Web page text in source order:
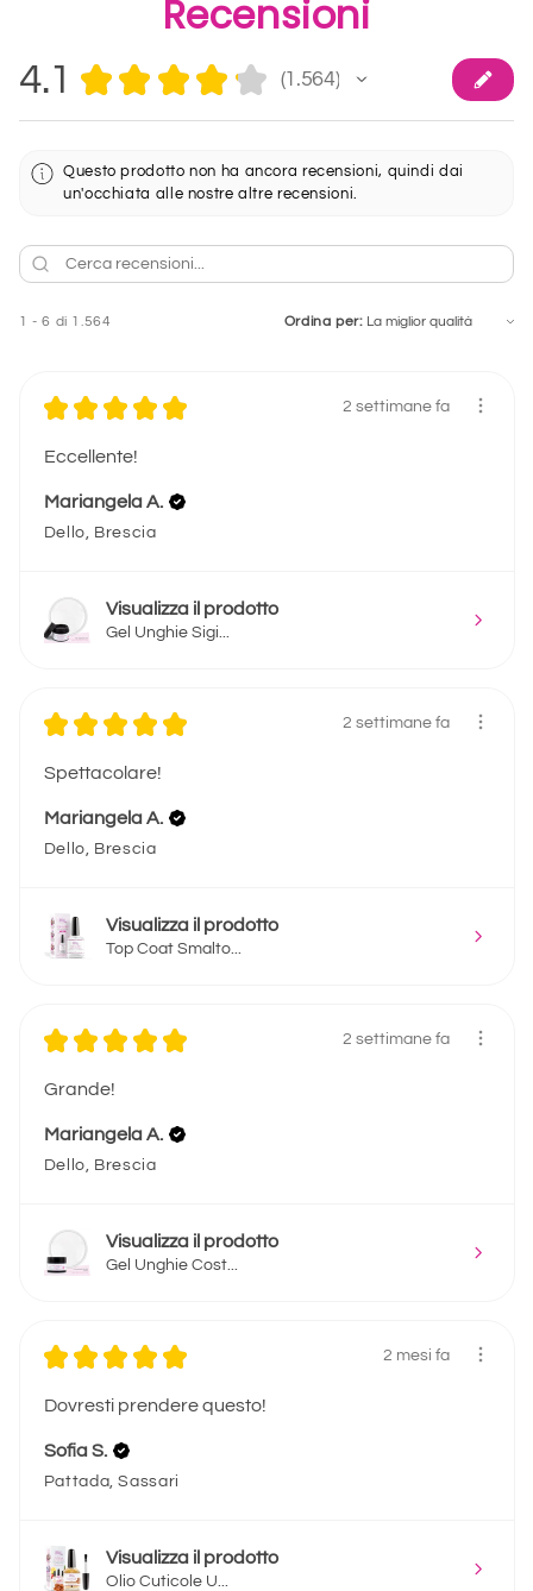
Recensioni
4.1 ★ ★ ★ ★ ★ 1.564
1564
Questo prodotto non ha ancora recensioni, quindi dai
un'occhiata alle nostre altre recensioni.
1 - 6 di 1.564 Ordina per:
★ ★ ★ ★ ★ 2 settimane fa
Eccellente!
Mariangela A.
Dello, Brescia
Visualizza il prodotto
Gel Unghie Sigi...
★ ★ ★ ★ ★ 2 settimane fa
Spettacolare!
Mariangela A.
Dello, Brescia
Visualizza il prodotto
Top Coat Smalto...
★ ★ ★ ★ ★ 2 settimane fa
Grande!
Mariangela A.
Dello, Brescia
Visualizza il prodotto
Gel Unghie Cost...
★ ★ ★ ★ ★ 2 mesi fa
Dovresti prendere questo!
Sofia S.
Pattada, Sassari
Visualizza il prodotto
Olio Cuticole U...